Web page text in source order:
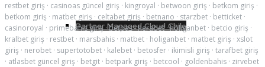
Partner Managed Cloud Chile
restbet giriş · casinoas güncel giriş · kingroyal · betwoon giriş · betkom giriş ·
betkom giriş · matbet giriş · celtabet giriş · betnano · starzbet · betticket ·
casinoroyal · primebahis giriş·betpas·herabet·holiganbet · betcio giriş ·
kralbet giriş · restbet · marsbahis · matbet · holiganbet · matbet giriş · xslot
giriş · nerobet · supertotobet · kalebet · betosfer · ikimisli giriş · tarafbet giriş
· atlasbet güncel giriş · betgit · betpark giriş · betcool · goldenbahis · zirvebet